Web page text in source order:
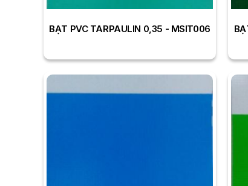
BẠT PVC TARPAULIN 0,35 - MSIT006